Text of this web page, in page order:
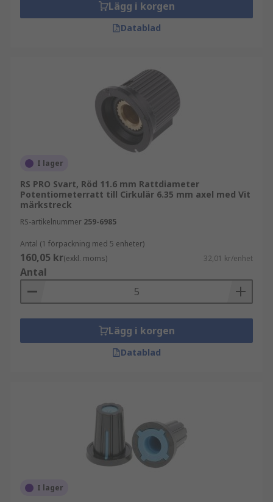
Lägg i korgen
Datablad
I lager
RS PRO Svart, Röd 11.6 mm Rattdiameter
Potentiometerratt till Cirkulär 6.35 mm axel med Vit
märkstreck
RS-artikelnummer 259-6985
Antal (1 förpackning med 5 enheter)
160,05 kr(exkl. moms) 32,01 kr/enhet
Antal
Lägg i korgen
Datablad
I lager